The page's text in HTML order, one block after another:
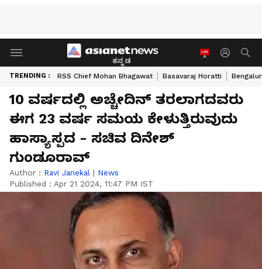
ಕನ್ನಡ
TRENDING : RSS Chief Mohan Bhagawat Basavaraj Horatti
10 ವರ್ಷದಲ್ಲಿ ಅಚ್ಚೇದಿನ್ ತರಲಾಗದವರು
ಈಗ 23 ವರ್ಷ ಸಮಯ ಕೇಳುತ್ತಿರುವುದು
ಹಾಸ್ಯಾಸ್ಪದ - ಸಚಿವ ದಿನೇಶ್
ಗುಂಡೂರಾವ್
Author : Ravi Janekal | News
Published : Apr 21 2024, 11:47 PM IST